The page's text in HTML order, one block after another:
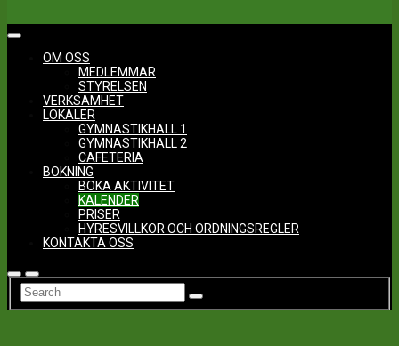
OM OSS
MEDLEMMAR
STYRELSEN
VERKSAMHET
LOKALER
GYMNASTIKHALL 1
GYMNASTIKHALL 2
CAFETERIA
BOKNING
BOKA AKTIVITET
KALENDER
PRISER
HYRESVILLKOR OCH ORDNINGSREGLER
KONTAKTA OSS